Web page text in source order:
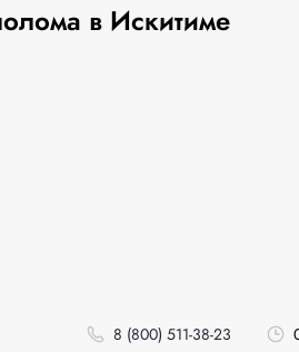
в Искитиме
8 (800) 511-38-23